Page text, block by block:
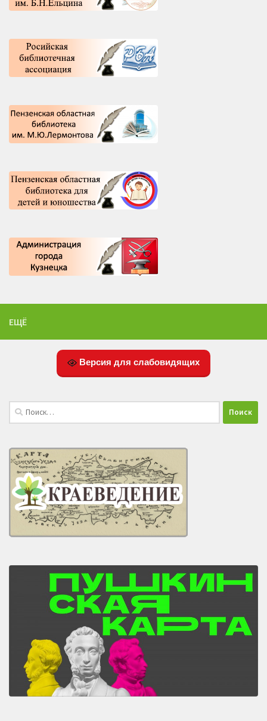
ЕЩЁ
Версия для слабовидящих
Найти: